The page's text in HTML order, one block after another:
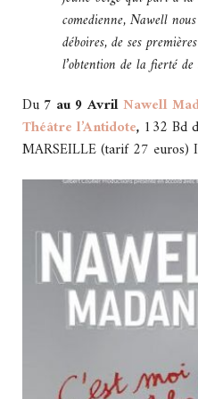
comedienne, Nawell
déboires, de ses
l’obtention de la fierté
Du 7 au 9 AvrilNawell
Théâtre l’Antidote, 132 Bd
MARSEILLE (tarif 27